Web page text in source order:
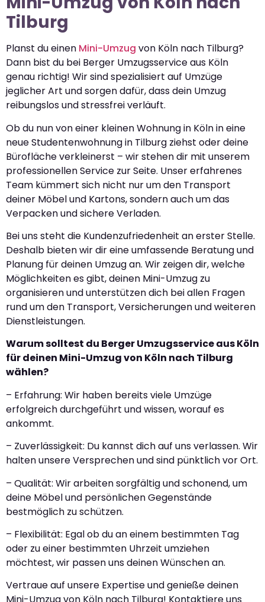
Tilburg
Planst du einen Mini-Umzug von Köln nach Tilburg?
Dann bist du bei Berger Umzugsservice aus Köln
genau richtig! Wir sind spezialisiert auf Umzüge
jeglicher Art und sorgen dafür, dass dein Umzug
reibungslos und stressfrei verläuft.
Ob du nun von einer kleinen Wohnung in Köln in eine
neue Studentenwohnung in Tilburg ziehst oder deine
Bürofläche verkleinerst – wir stehen dir mit unserem
professionellen Service zur Seite. Unser erfahrenes
Team kümmert sich nicht nur um den Transport
deiner Möbel und Kartons, sondern auch um das
Verpacken und sichere Verladen.
Bei uns steht die Kundenzufriedenheit an erster Stelle.
Deshalb bieten wir dir eine umfassende Beratung und
Planung für deinen Umzug an. Wir zeigen dir, welche
Möglichkeiten es gibt, deinen Mini-Umzug zu
organisieren und unterstützen dich bei allen Fragen
rund um den Transport, Versicherungen und weiteren
Dienstleistungen.
Warum solltest du Berger Umzugsservice aus Köln
für deinen Mini-Umzug von Köln nach Tilburg
wählen?
– Erfahrung: Wir haben bereits viele Umzüge
erfolgreich durchgeführt und wissen, worauf es
ankommt.
– Zuverlässigkeit: Du kannst dich auf uns verlassen. Wir
halten unsere Versprechen und sind pünktlich vor Ort.
– Qualität: Wir arbeiten sorgfältig und schonend, um
deine Möbel und persönlichen Gegenstände
bestmöglich zu schützen.
– Flexibilität: Egal ob du an einem bestimmten Tag
oder zu einer bestimmten Uhrzeit umziehen
möchtest, wir passen uns deinen Wünschen an.
Vertraue auf unsere Expertise und genieße deinen